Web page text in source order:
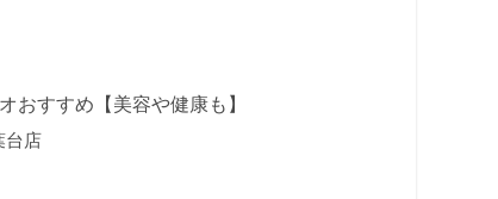
おすすめ【美容や健康も】
台店